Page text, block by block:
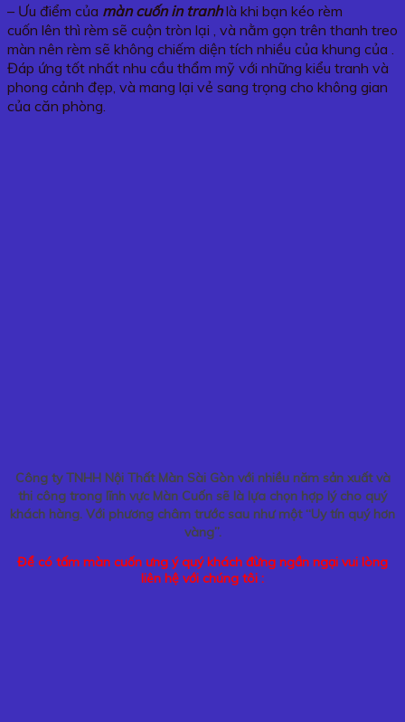
– Ưu điểm của màn cuốn in tranhlà khi bạn kéo rèm
cuốn lên thì rèm sẽ cuộn tròn lại , và nằm gọn trên thanh treo
màn nên rèm sẽ không chiếm diện tích nhiều của khung của .
Đáp ứng tốt nhất nhu cầu thẩm mỹ với những kiểu tranh và
phong cảnh đẹp, và mang lại vẻ sang trọng cho không gian
của căn phòng.
Công ty TNHH Nội Thất Màn Sài Gòn với nhiều năm sản xuất và
thi công trong lĩnh vực Màn Cuốn sẽ là lựa chọn hợp lý cho quý
khách hàng. Với phương châm trước sau như một “Uy tín quý hơn
vàng”.
Để có tấm màn cuốn ưng ý quý khách đừng ngần ngại vui lòng
liên hệ với chúng tôi :